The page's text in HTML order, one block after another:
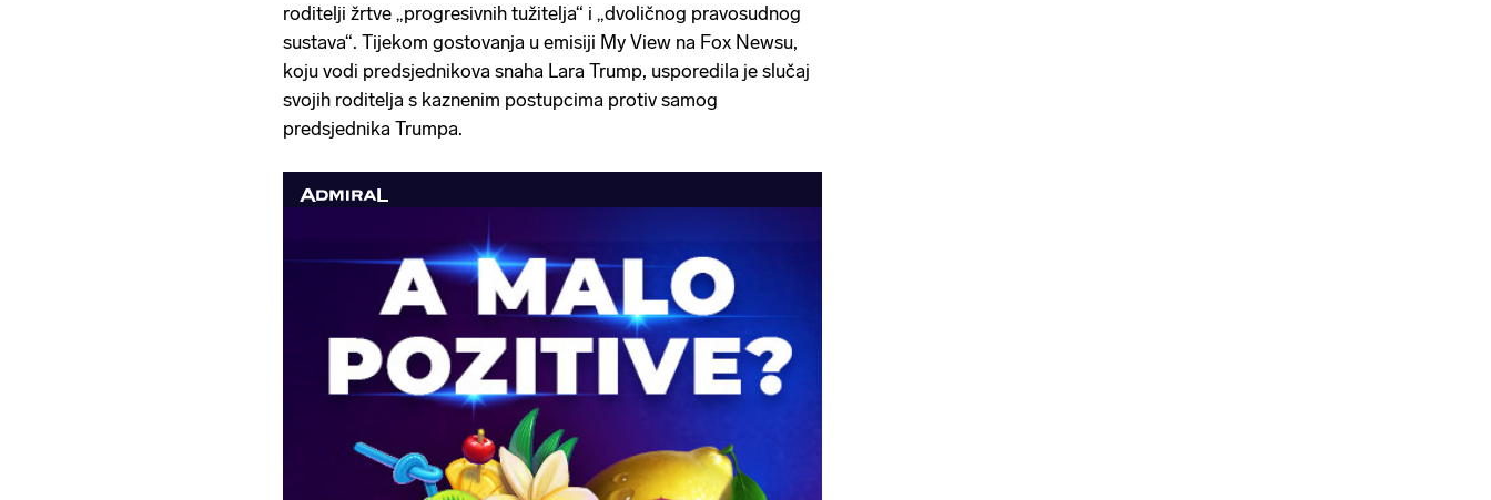
roditelji žrtve „progresivnih tužitelja“ i „dvoličnog pravosudnog
sustava“. Tijekom gostovanja u emisiji My View na Fox Newsu,
koju vodi predsjednikova snaha Lara Trump, usporedila je slučaj
svojih roditelja s kaznenim postupcima protiv samog
predsjednika Trumpa.